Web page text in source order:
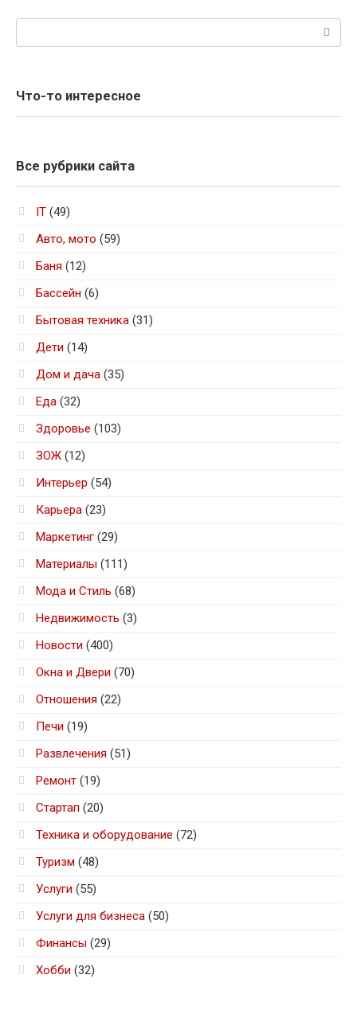
Что-то интересное
Все рубрики сайта
IT (49)
Авто, мото (59)
Баня (12)
Бассейн (6)
Бытовая техника (31)
Дети (14)
Дом и дача (35)
Еда (32)
Здоровье (103)
ЗОЖ (12)
Интерьер (54)
Карьера (23)
Маркетинг (29)
Материалы (111)
Мода и Стиль (68)
Недвижимость (3)
Новости (400)
Окна и Двери (70)
Отношения (22)
Печи (19)
Развлечения (51)
Ремонт (19)
Стартап (20)
Техника и оборудование (72)
Туризм (48)
Услуги (55)
Услуги для бизнеса (50)
Финансы (29)
Хобби (32)